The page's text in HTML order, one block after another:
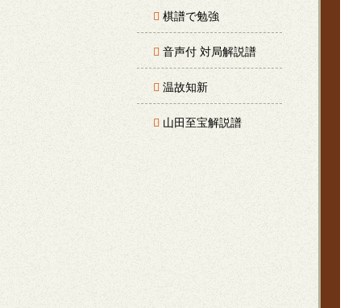
棋譜で勉強
音声付 対局解説譜
温故知新
山田至宝解説譜